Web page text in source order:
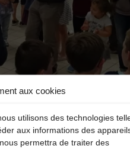
aux cookies
utilisons des technologies
aux informations des
permettra de traiter des